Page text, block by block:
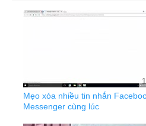
Mẹo xóa nhiều tin nhắn
Messenger cùng lúc